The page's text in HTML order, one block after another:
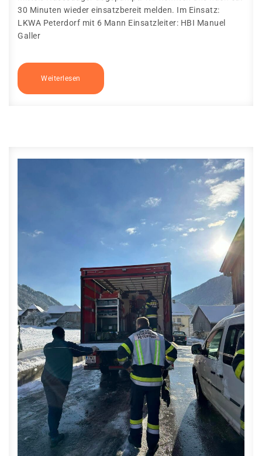
30 Minuten wieder einsatzbereit melden. Im Einsatz:
LKWA Peterdorf mit 6 Mann Einsatzleiter: HBI Manuel
Galler
Weiterlesen